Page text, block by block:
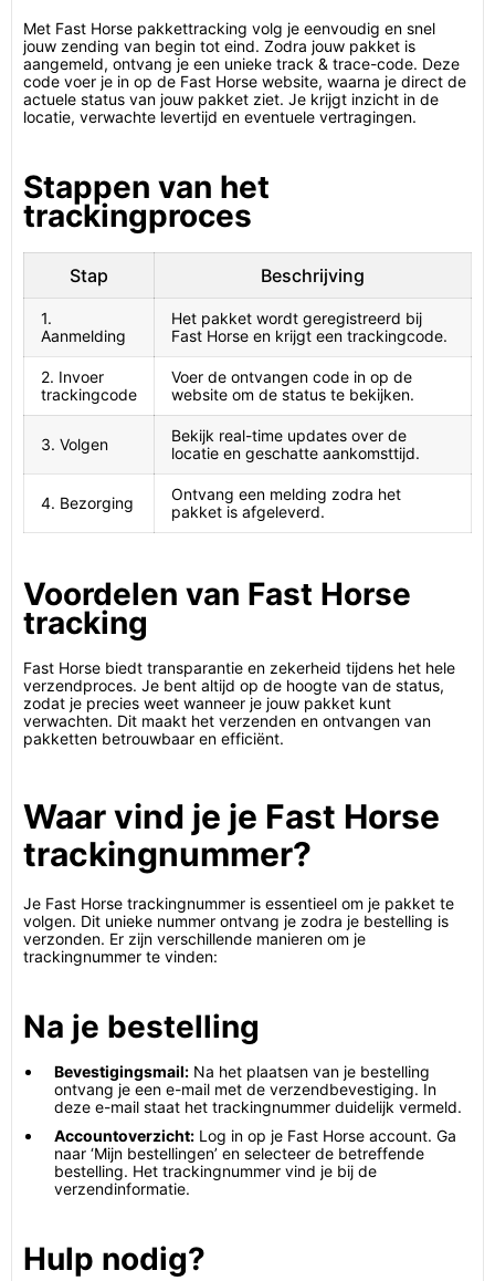
Met Fast Horse pakkettracking volg je eenvoudig en snel
jouw zending van begin tot eind. Zodra jouw pakket is
aangemeld, ontvang je een unieke track & trace-code. Deze
code voer je in op de Fast Horse website, waarna je direct de
actuele status van jouw pakket ziet. Je krijgt inzicht in de
locatie, verwachte levertijd en eventuele vertragingen.
Stappen van het
trackingproces
Stap Beschrijving
1.
Aanmelding
Het pakket wordt geregistreerd bij
Fast Horse en krijgt een trackingcode.
2. Invoer
trackingcode
Voer de ontvangen code in op de
website om de status te bekijken.
3. Volgen
Bekijk real-time updates over de
locatie en geschatte aankomsttijd.
4. Bezorging
Ontvang een melding zodra het
pakket is afgeleverd.
Voordelen van Fast Horse
tracking
Fast Horse biedt transparantie en zekerheid tijdens het hele
verzendproces. Je bent altijd op de hoogte van de status,
zodat je precies weet wanneer je jouw pakket kunt
verwachten. Dit maakt het verzenden en ontvangen van
pakketten betrouwbaar en efficiënt.
Waar vind je je Fast Horse
trackingnummer?
Je Fast Horse trackingnummer is essentieel om je pakket te
volgen. Dit unieke nummer ontvang je zodra je bestelling is
verzonden. Er zijn verschillende manieren om je
trackingnummer te vinden:
Na je bestelling
Bevestigingsmail: Na het plaatsen van je bestelling
ontvang je een e-mail met de verzendbevestiging. In
deze e-mail staat het trackingnummer duidelijk vermeld.
Accountoverzicht: Log in op je Fast Horse account. Ga
naar ‘Mijn bestellingen’ en selecteer de betreffende
bestelling. Het trackingnummer vind je bij de
verzendinformatie.
Hulp nodig?